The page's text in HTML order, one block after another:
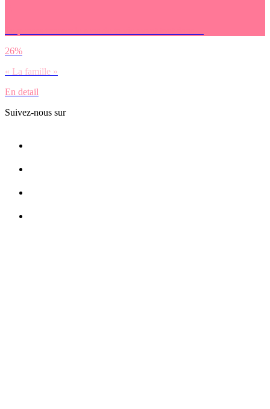
26%
« La famille »
En detail
Suivez-nous sur